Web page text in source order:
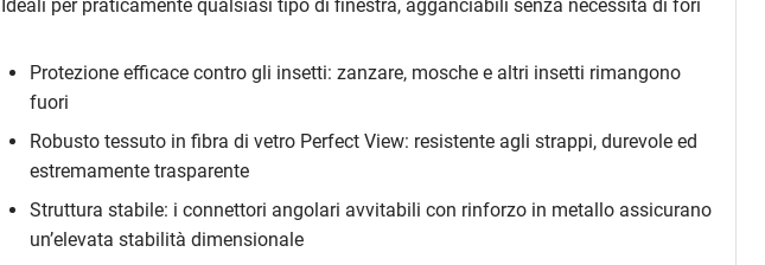
Ideali per praticamente qualsiasi tipo di finestra, agganciabili senza necessità di fori
Protezione efficace contro gli insetti: zanzare, mosche e altri insetti rimangono
fuori
Robusto tessuto in fibra di vetro Perfect View: resistente agli strappi, durevole ed
estremamente trasparente
Struttura stabile: i connettori angolari avvitabili con rinforzo in metallo assicurano
un’elevata stabilità dimensionale